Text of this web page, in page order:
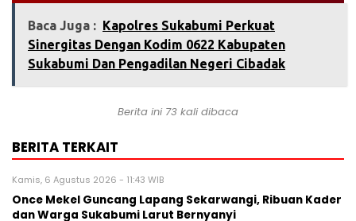
Baca Juga : Kapolres Sukabumi Perkuat
Sinergitas Dengan Kodim 0622 Kabupaten
Sukabumi Dan Pengadilan Negeri Cibadak
Berita ini 73 kali dibaca
BERITA TERKAIT
Kamis, 6 Agustus 2026 - 11:43 WIB
Once Mekel Guncang Lapang Sekarwangi, Ribuan Kader
dan Warga Sukabumi Larut Bernyanyi